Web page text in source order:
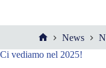
News
Ci vediamo nel 2025!